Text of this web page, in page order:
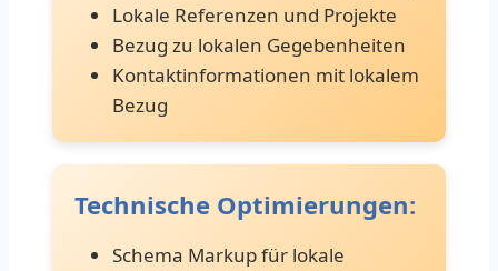
Lokale Referenzen und Projekte
Bezug zu lokalen Gegebenheiten
Kontaktinformationen mit lokalem
Bezug
Technische Optimierungen:
Schema Markup für lokale